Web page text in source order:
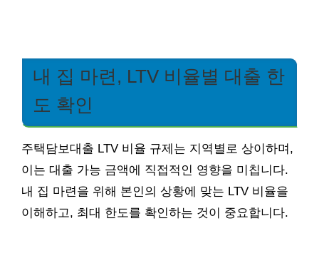
내 집 마련, LTV 비율별 대출 한
도 확인
주택담보대출 LTV 비율 규제는 지역별로 상이하며,
이는 대출 가능 금액에 직접적인 영향을 미칩니다.
내 집 마련을 위해 본인의 상황에 맞는 LTV 비율을
이해하고, 최대 한도를 확인하는 것이 중요합니다.